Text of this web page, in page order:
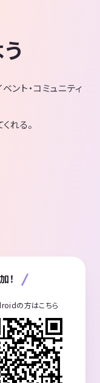
ント・コミュニティ
れる。
！
の方はこちら